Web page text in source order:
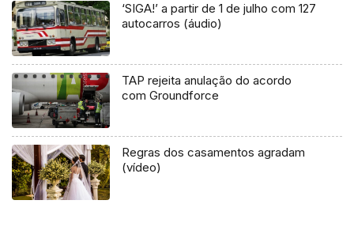
‘SIGA!’ a partir de 1 de julho com 127
autocarros (áudio)
TAP rejeita anulação do acordo
com Groundforce
Regras dos casamentos agradam
(vídeo)